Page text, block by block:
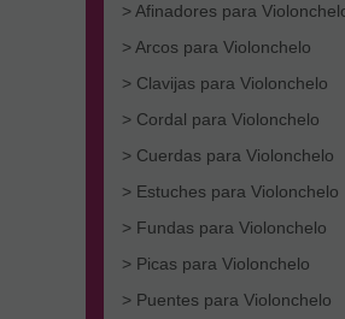
> Afinadores para
> Arcos para Violonchelo
> Clavijas para Violonchelo
> Cordal para Violonchelo
> Cuerdas para Violonchelo
> Estuches para Violonchelo
> Fundas para Violonchelo
> Picas para Violonchelo
> Puentes para Violonchelo